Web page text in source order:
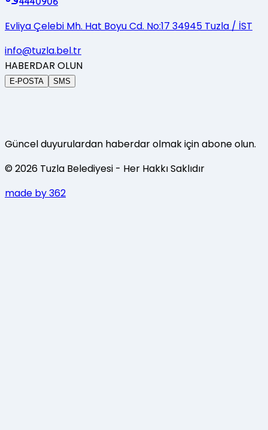
Evliya Çelebi Mh. Hat Boyu Cd. No:17 34945 Tuzla / İST
info@tuzla.bel.tr
HABERDAR OLUN
E-POSTA SMS
Güncel duyurulardan haberdar olmak için abone olun.
©2026 Tuzla Belediyesi - Her Hakkı Saklıdır
made by 362